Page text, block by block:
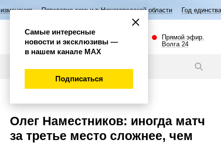
семьи в Нижегородской области Год единства народов России
Прямой эфир.
Волга 24
Олег Наместников: иногда матч
за третье место сложнее, чем
Самые интересные
новости и эксклюзивы —
в нашем канале МАХ
Подписаться